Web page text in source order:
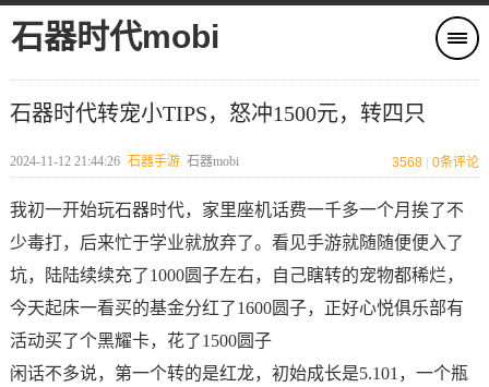
石器时代mobi
石器时代转宠小TIPS，怒冲1500元，转四只
2024-11-12 21:44:26 石器手游 石器mobi 3568 0条评论
我初一开始玩石器时代，家里座机话费一千多一个月挨了不
少毒打，后来忙于学业就放弃了。看见手游就随随便便入了
坑，陆陆续续充了1000圆子左右，自己瞎转的宠物都稀烂，
今天起床一看买的基金分红了1600圆子，正好心悦俱乐部有
活动买了个黑耀卡，花了1500圆子
闲话不多说，第一个转的是红龙，初始成长是5.101，一个瓶